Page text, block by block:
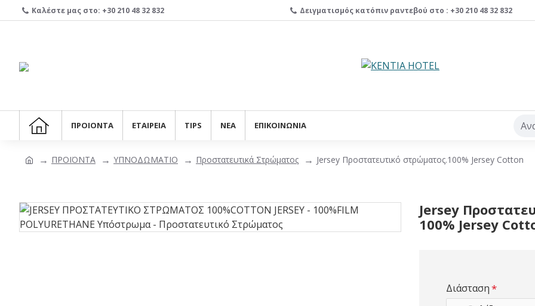
Καλέστε μας στο: +30 210 48 32 832 Δειγματισμός κατόπιν ραντεβού στο : +30 210 48 32 832
ΠΡΟΙΟΝΤΑ ΕΤΑΙΡΕΙΑ TIPS ΝΕΑ ΕΠΙΚΟΙΝΩΝΙΑ
ΠΡΟΪΟΝΤΑ ΥΠΝΟΔΩΜΑΤΙΟ Προστατευτικά Στρώματος Jersey Προστατευτικό στρώματος.100% Jersey Cotton
Jersey
100% Jersey
Διάσταση